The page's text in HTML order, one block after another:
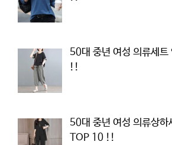
50대 중년 여성 의류세
!!
50대 중년 여성 의류상하
TOP 10 !!